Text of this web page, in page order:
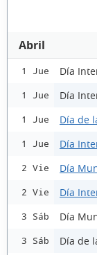
Abril
1 Jue Día
1 Jue Día
1 Jue Día de
1 Jue Día
2 Vie Día
2 Vie Día
3 Sáb Día
3 Sáb Día de